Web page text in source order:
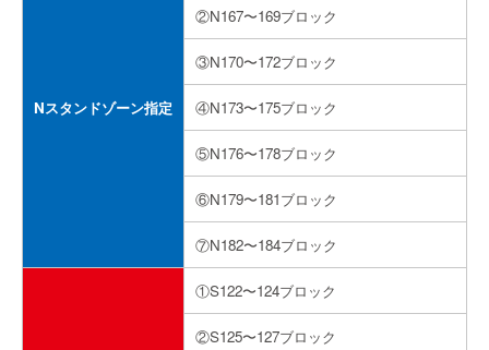
Nスタンドゾーン指定
②N167〜169ブロック
③N170〜172ブロック
④N173〜175ブロック
⑤N176〜178ブロック
⑥N179〜181ブロック
⑦N182〜184ブロック
①S122〜124ブロック
②S125〜127ブロック